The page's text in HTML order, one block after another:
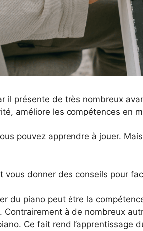
il présente de très nombreux
améliore les compétences en
pouvez apprendre à jouer.
donner des conseils pour
du piano peut être la
à de nombreux
Ce fait rend l’apprentissage